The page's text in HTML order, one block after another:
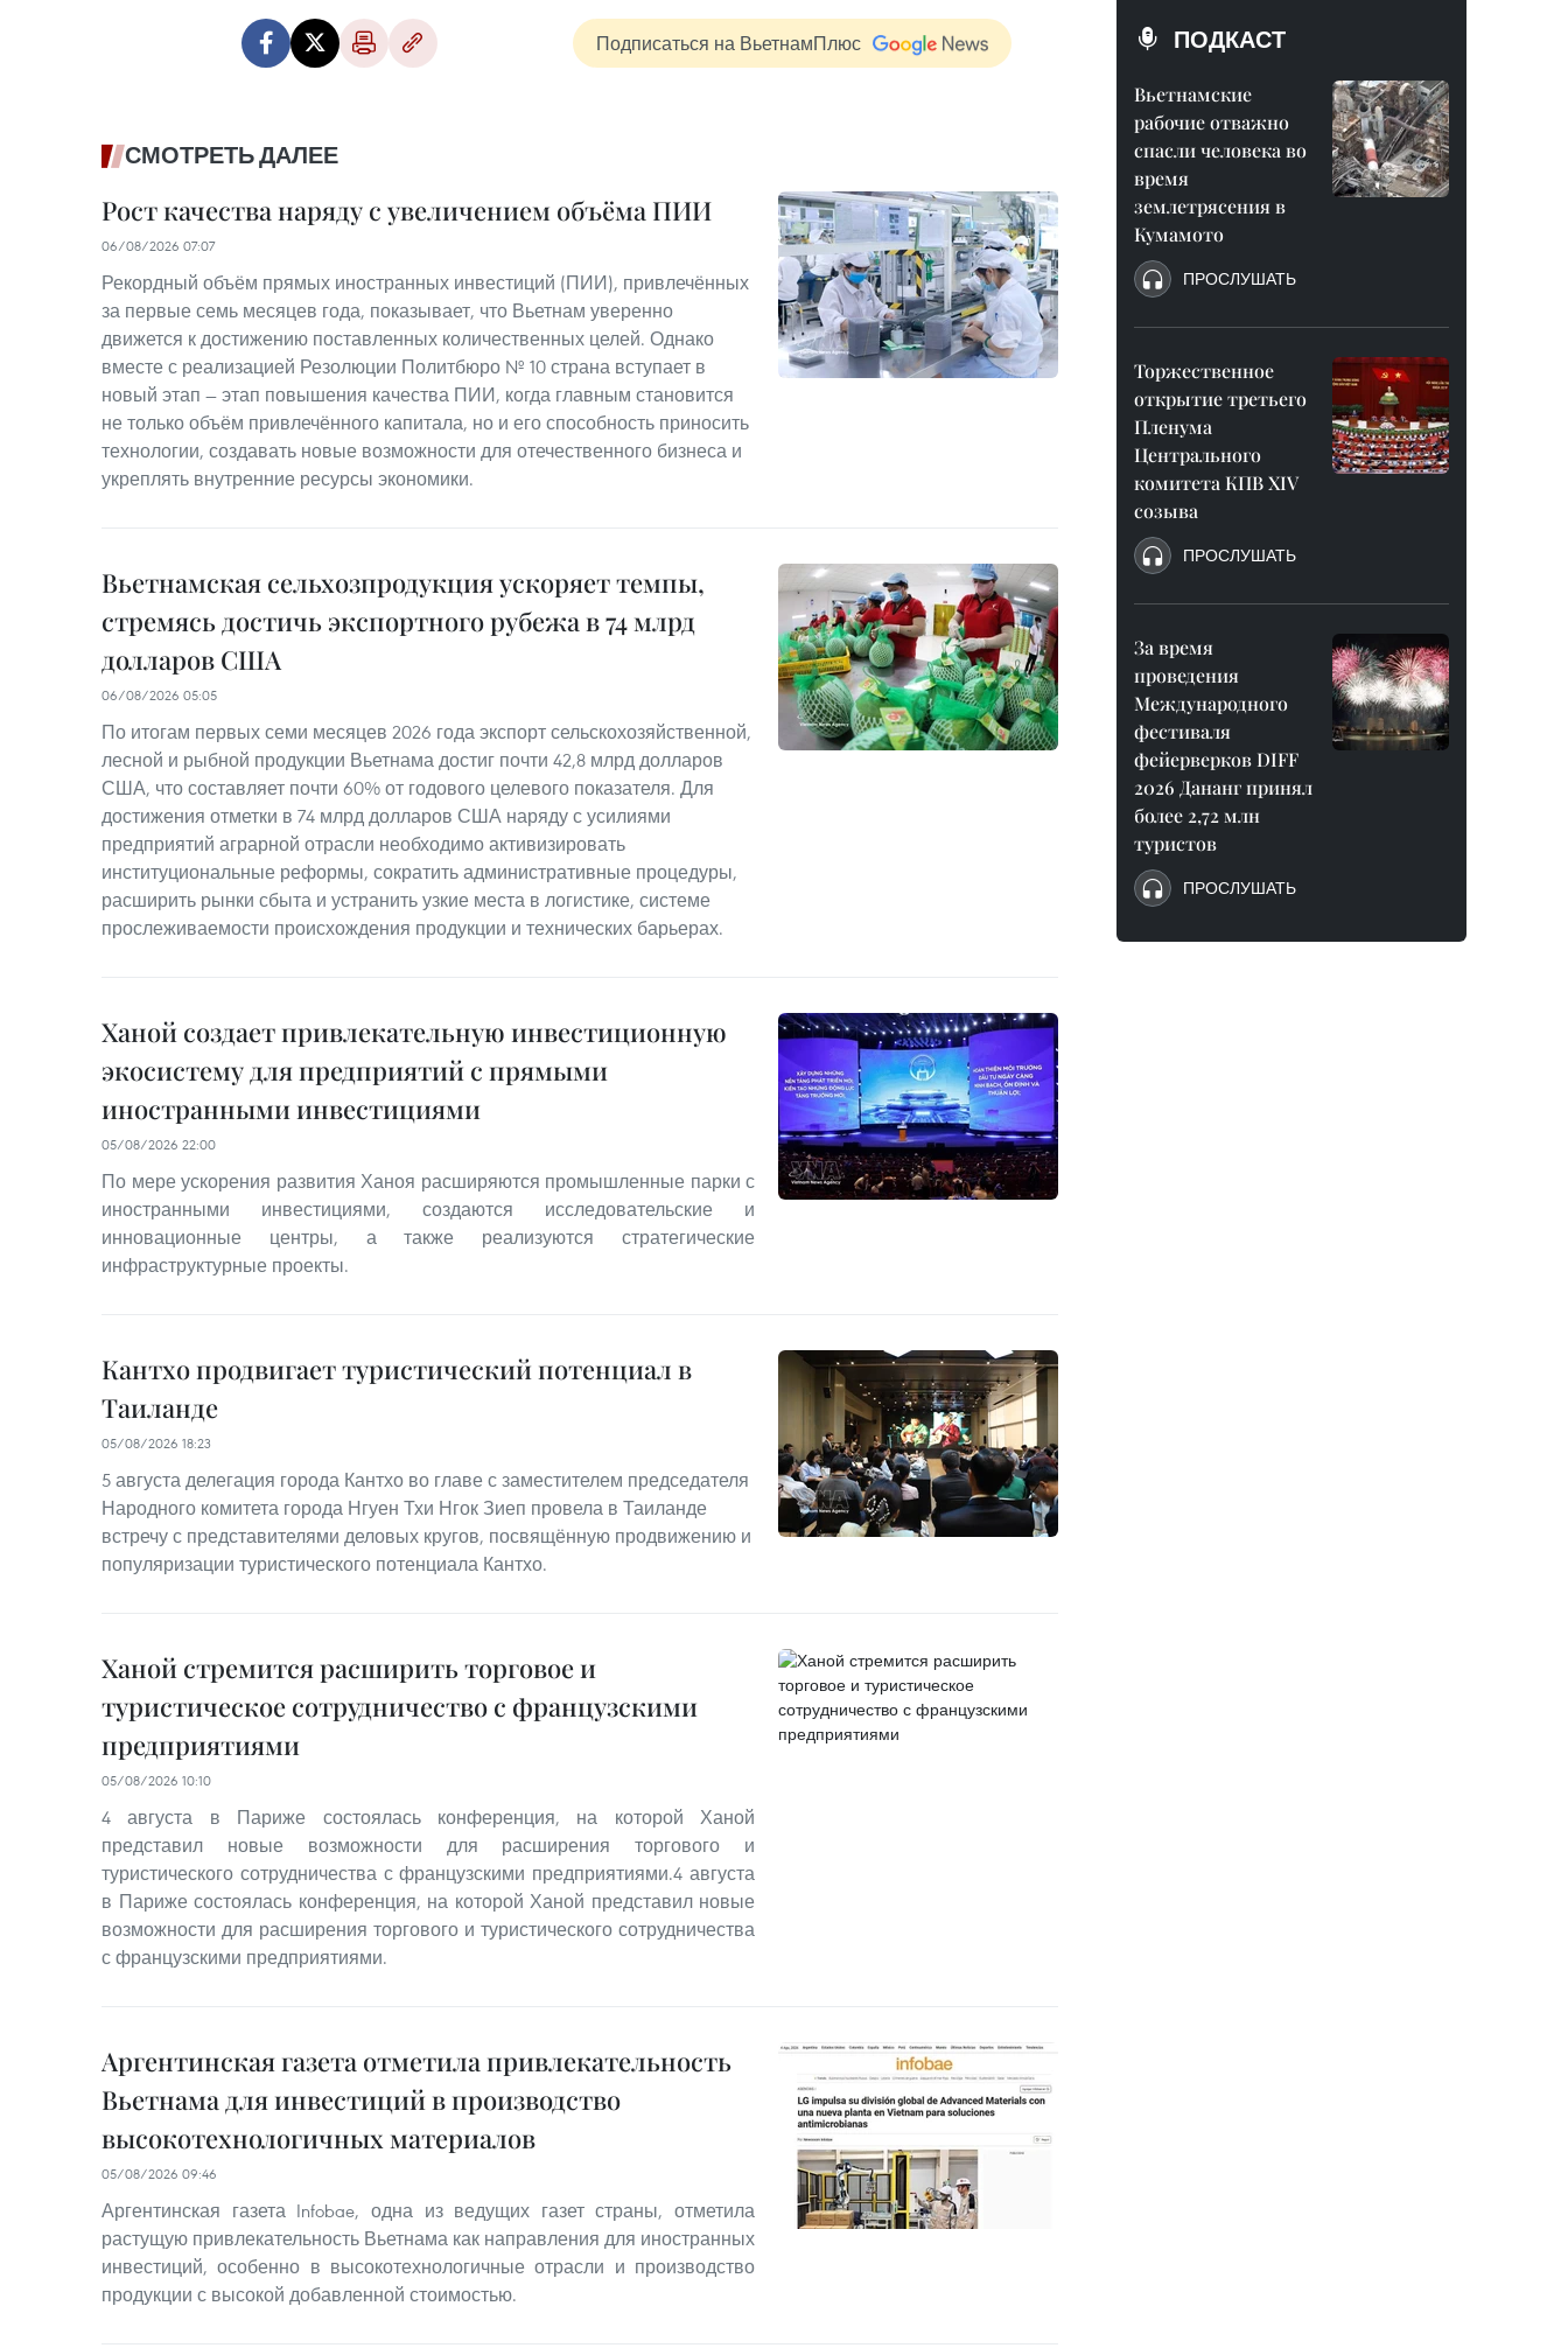
Подписаться на ВьетнамПлюс
СМОТРЕТЬ ДАЛЕЕ
Рост качества наряду с увеличением объёма ПИИ
06/08/2026 07:07
Рекордный объём прямых иностранных инвестиций (ПИИ), привлечённых
за первые семь месяцев года, показывает, что Вьетнам уверенно
движется к достижению поставленных количественных целей. Однако
вместе с реализацией Резолюции Политбюро № 10 страна вступает в
новый этап — этап повышения качества ПИИ, когда главным становится
не только объём привлечённого капитала, но и его способность приносить
технологии, создавать новые возможности для отечественного бизнеса и
укреплять внутренние ресурсы экономики.
Вьетнамская сельхозпродукция ускоряет темпы,
стремясь достичь экспортного рубежа в 74 млрд
долларов США
06/08/2026 05:05
По итогам первых семи месяцев 2026 года экспорт сельскохозяйственной,
лесной и рыбной продукции Вьетнама достиг почти 42,8 млрд долларов
США, что составляет почти 60% от годового целевого показателя. Для
достижения отметки в 74 млрд долларов США наряду с усилиями
предприятий аграрной отрасли необходимо активизировать
институциональные реформы, сократить административные процедуры,
расширить рынки сбыта и устранить узкие места в логистике, системе
прослеживаемости происхождения продукции и технических барьерах.
Ханой создает привлекательную инвестиционную
экосистему для предприятий с прямыми
иностранными инвестициями
05/08/2026 22:00
По мере ускорения развития Ханоя расширяются промышленные парки с
иностранными инвестициями, создаются исследовательские и
инновационные центры, а также реализуются стратегические
инфраструктурные проекты.
Кантхо продвигает туристический потенциал в
Таиланде
05/08/2026 18:23
5 августа делегация города Кантхо во главе с заместителем председателя
Народного комитета города Нгуен Тхи Нгок Зиеп провела в Таиланде
встречу с представителями деловых кругов, посвящённую продвижению и
популяризации туристического потенциала Кантхо.
Ханой стремится расширить торговое и
туристическое сотрудничество с французскими
предприятиями
05/08/2026 10:10
4 августа в Париже состоялась конференция, на которой Ханой
представил новые возможности для расширения торгового и
туристического сотрудничества с французскими предприятиями.4 августа
в Париже состоялась конференция, на которой Ханой представил новые
возможности для расширения торгового и туристического сотрудничества
с французскими предприятиями.
Аргентинская газета отметила привлекательность
Вьетнама для инвестиций в производство
высокотехнологичных материалов
05/08/2026 09:46
Аргентинская газета Infobae, одна из ведущих газет страны, отметила
растущую привлекательность Вьетнама как направления для иностранных
инвестиций, особенно в высокотехнологичные отрасли и производство
продукции с высокой добавленной стоимостью.
ПОДКАСТ
Вьетнамские
рабочие отважно
спасли человека во
время
землетрясения в
Кумамото
ПРОСЛУШАТЬ
Торжественное
открытие третьего
Пленума
Центрального
комитета КПВ XIV
созыва
ПРОСЛУШАТЬ
За время
проведения
Международного
фестиваля
фейерверков DIFF
2026 Дананг принял
более 2,72 млн
туристов
ПРОСЛУШАТЬ